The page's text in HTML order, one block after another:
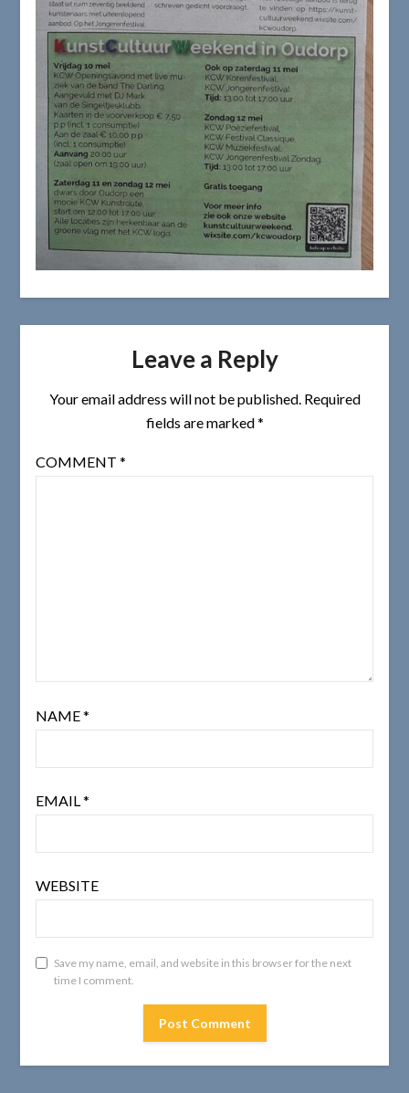
Leave a Reply
Your email address will not be published. Required
fields are marked*
COMMENT *
NAME*
EMAIL*
WEBSITE
Save my name, email, and website in this browser for the next
time I comment.